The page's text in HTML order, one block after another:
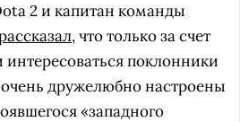
2 и капитан команды
, что только за счет
интересоваться поклонники
дружелюбно настроены
«западного